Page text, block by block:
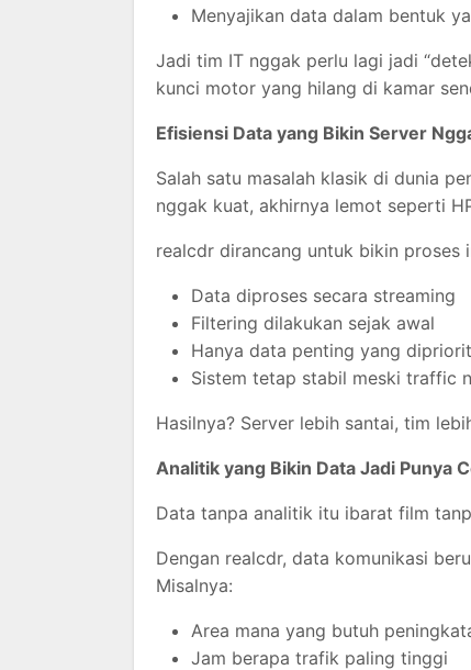
Menyajikan data dalam bentuk
Jadi tim IT nggak perlu lagi jadi
kunci motor yang hilang di kamar
Efisiensi Data yang Bikin Server
Salah satu masalah klasik di dunia
nggak kuat, akhirnya lemot seperti
realcdr dirancang untuk bikin proses
Data diproses secara streaming
Filtering dilakukan sejak awal
Hanya data penting yang
Sistem tetap stabil meski traffic
Hasilnya? Server lebih santai, tim
Analitik yang Bikin Data Jadi Punya
Data tanpa analitik itu ibarat film
Dengan realcdr, data komunikasi
Misalnya:
Area mana yang butuh
Jam berapa trafik paling tinggi